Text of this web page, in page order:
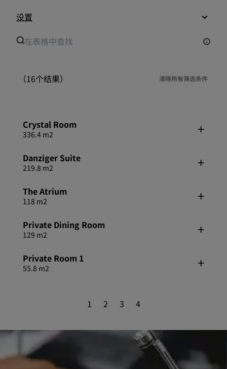
设置
（16个结果） 清除所有筛选条件
Crystal Room
336.4 m2
Danziger Suite
219.8 m2
The Atrium
118 m2
Private Dining Room
129 m2
Private Room 1
55.8 m2
1 2 3 4